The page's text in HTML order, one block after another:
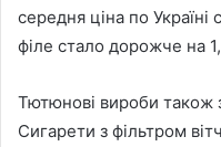
середня ціна по Україні
філе стало дорожче на
Тютюнові вироби також
Сигарети з фільтром